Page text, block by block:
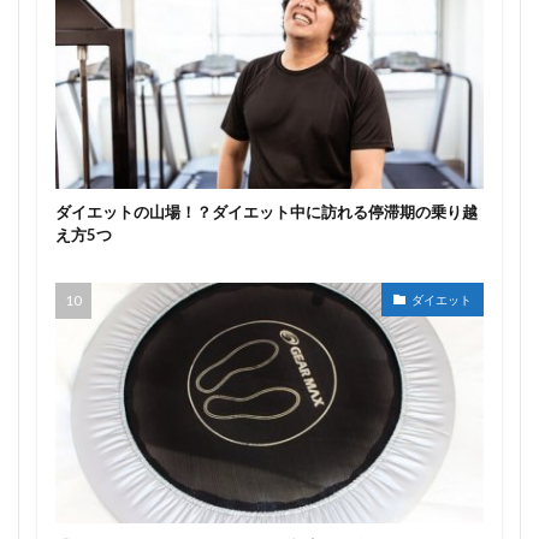
ダイエットの山場！？ダイエット中に訪れる停滞期の乗り越
え方5つ
ダイエット